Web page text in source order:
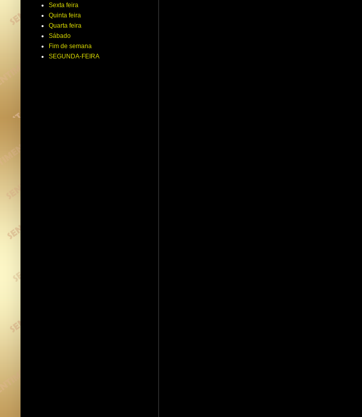
Sexta feira
Quinta feira
Quarta feira
Sábado
Fim de semana
SEGUNDA-FEIRA